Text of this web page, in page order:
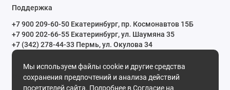
Мы используем файлы cookie и другие средства
сохранения предпочтений и анализа действий
посетителей сайта. Подробнее вСогласие на
Поддержка
+7 900 209-60-50 Екатеринбург, пр. Космонавтов 15Б
+7 900 202-66-55 Екатеринбург, ул. Шаумяна 35
+7 (342) 278-44-33 Пермь, ул. Окулова 34
Мы в сети